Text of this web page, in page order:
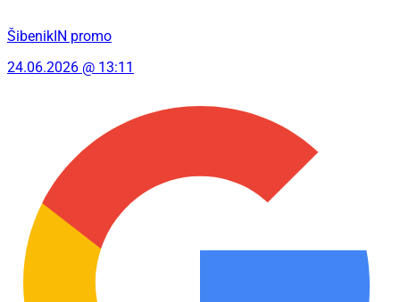
ŠibenikIN promo
24.06.2026 @ 13:11